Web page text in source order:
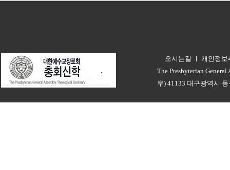
오시는길 ㅣ 개인정보
The Presbyterian
우) 41133 대구광역시